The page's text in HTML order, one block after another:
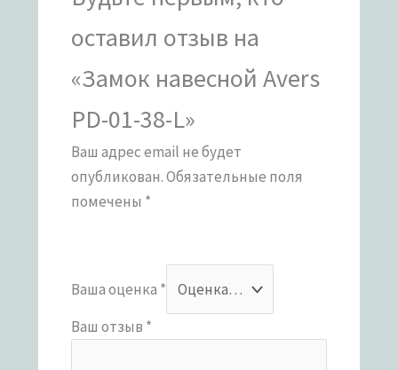
оставил отзыв на
«Замок навесной Avers
PD-01-38-L»
Ваш адрес email не будет
опубликован.Обязательные поля
помечены *
Ваша оценка *
Ваш отзыв *